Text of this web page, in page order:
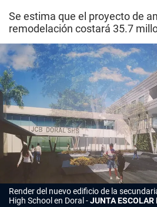
Se estima que el proyecto de
remodelación costará 35.7
Render del nuevo edificio de la
High School en Doral
JUNTA ESCOLAR